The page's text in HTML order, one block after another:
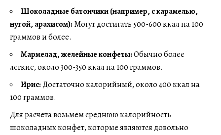
Шоколадные батончики (например, с карамелью,
нугой, арахисом): Могут достигать 500-600 ккал на 100
граммов и более.
Мармелад, желейные конфеты:Обычно более
легкие, около 300-350 ккал на 100 граммов.
Ирис: Достаточно калорийный, около 400 ккал на
100 граммов.
Для расчета возьмем среднюю калорийность
шоколадных конфет, которые являются довольно